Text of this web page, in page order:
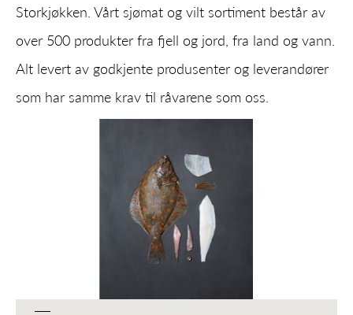
Storkjøkken. Vårt sjømat og vilt sortiment består av
over 500 produkter fra fjell og jord, fra land og vann.
Alt levert av godkjente produsenter og leverandører
som har samme krav til råvarene som oss.